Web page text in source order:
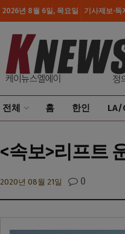
2026년 8월 6일, 목요일 기사제보·독
전체 홈 한인 LA/
<속보>리프트
2020년 08월 21일 0